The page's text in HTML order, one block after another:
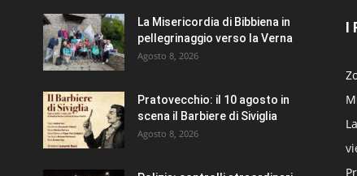
La Misericordia di Bibbiena in
pellegrinaggio verso la Verna
Agosto 8, 2026
Pratovecchio: il 10 agosto in
scena il Barbiere di Siviglia
Agosto 8, 2026
I